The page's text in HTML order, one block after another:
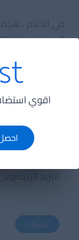
اقوي استضافة
المستخدمة
طبيعة
استمرار تطور
جديدة ،
تطوير البرمجيات
اشترك